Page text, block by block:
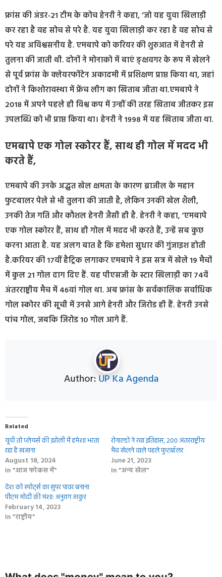
फ्रांस की अंडर-21 टीम के कोच हेनरी ने कहा, ’जो यह युवा खिलाड़ी
कर रहा है वह सोच से परे है. यह युवा खिलाड़ी कर रहा है वह सोच से
परे यह अविश्वसनीय है. एमबापे को करियर की शुरुआत में हेनरी से
तुलना की जाती थी. दोनों ने मोनाको में बाएं ङ्क्षवगर के रूप में खेलने
से पूर्व फ्रांस के क्लेयरफोंटेन अकादमी में प्रशिक्षण प्राप्त किया था, जहां
दोनों ने किशोरावस्था में फ्रेंच लीग का खिताब जीता था.एमबापे ने
2018 में अपने पहले ही विश्व कप में उन्हीं की तरह खिताब जीतकर इस
उपलब्धि को भी प्राप्त किया था। हेनरी ने 1998 में यह खिताब जीता था.
एमबापे एक गोल स्कोरर हैं, साथ ही गोल में मदद भी
करते हैं,
एमबापे की उनके अद्भुत खेल क्षमता के कारण ब्राजील के महान
फुटबालर पेले से भी तुलना की जाती है, लेकिन उनकी खेल शैली,
उनकी तेज गति और कौशल हेनरी जैसी ही है. हेनरी ने कहा, ’एमबापे
एक गोल स्कोरर हैं, साथ ही गोल में मदद भी करते हैं, उन्हें सब कुछ
करना आता है. यह अलग बात है कि हमेशा सुधार की गुंजाइश होती
है.करियर की 17वीं हैट्रिक लगाकर एमबापे ने इस सत्र में खेले 19 मैचों
में कुल 21 गोल दाग दिए हैं. यह पीएसजी के स्टार खिलाड़ी का 74वें
अंतरराष्ट्रीय मैच में 46वां गोल था. अब फ्रांस के सर्वकालिक सर्वाधिक
गोल स्कोरर की सूची में उनसे आगे हेनरी और जिरोड ही हैं. हेनरी उनसे
पांच गोल, जबकि जिरोड 10 गोल आगे हैं.
Author: UP Ka Agenda
Related
यूपी तो प्‍लेयर्स की झोली मेंं हमेशा भरता
रहा है खजाना
August 18, 2024
In "आज फोकस में"
रोनाल्डो ने रचा इतिहास, 200 अंतरराष्ट्रीय
मैच खेलने वाले पहले फुटबॉलर
June 21, 2023
In "अन्य खेल"
देश को स्पोर्ट्स का सुपर पावर बनाना
पीएम मोदी की मंशा: अनुराग ठाकुर
February 14, 2023
In "राष्ट्रीय"